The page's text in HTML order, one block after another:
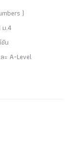
)
ม.4
น
ะ A-Level